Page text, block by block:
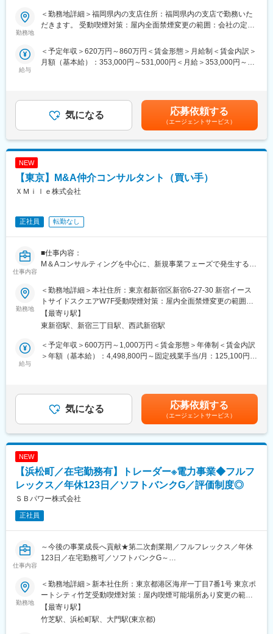
■仕事内容：
ワイエム証券の営業職として、個人および法人のお客さまに対し
益を最優先したポートフォリオ営業を実践していただきます。将
来的には課長や支店長へのステップアップも可能です。
をめざします。」というビジョンのもと、東海東京証券の証券業
務のノウハウと、山口銀行・もみじ銀行・北九州銀行の緻密で幅
広いネットワーク（北九州から広島県内まで）を融合し、地域に
なくてはならない証券会社を目指しています。
当社は山口・広島・北九州を中心に地域のお客様の課題解決のた
めに、金融の枠を超えて、コンサルティング、地方創生、人材な
ど業界問わず15社以上の子会社・関連会社を有し、グループ一体
育成のための投資額を2倍にし、社員1人ひとりの成長機会創出の
ための環境整備や社内変革などにも積極的に取り組みを進めてい
■特徴／強み：
プ内に15社以上の専門グループ会社があり、金融の枠を超え、多
岐に渡ります。グループ一体で地域、お客様の幅広いニーズにお
応えできる体制を整えております。
勤務地
＜勤務地詳細＞福岡県内の支店住所：福岡県内の支店で勤務いた
だきます。 受動喫煙対策：屋内全面禁煙変更の範囲：会社の定め
給与
＜予定年収＞620万円～860万円＜賃金形態＞月給制＜賃金内訳＞
月額（基本給）：353,000円～531,000円＜月給＞353,000円～
月給(月額)は固定手当を含めた表記です。
気になる 応募依頼する
（エージェントサービス）
NEW
【東京】M&A仲介コンサルタント（買い手）
ＸＭｉｌｅ株式会社
正社員 転勤なし
仕事内容
■仕事内容：
M＆Aコンサルティングを中心に、新規事業フェーズで発生する
■具体的な業務内容：
ノンデスク産業の事業承継・M＆Aにおける、一連のコンサルティ
ング業務を担っていただきます。
・M＆Aに関するご相談の受付、売却案件の発掘、簡易企業評価
・買収候補先の探索と提案、トップ面談等の調整
・各種業務（条件交渉、デューデリジェンス、契約書類の作成
■ポジションの魅力：
・M＆Aエバンジェリストとしてのキャリア
ご入社後、将来のキャリアパスについて上長と相談しながら、自
己実現も目指していける環境です。
勤務地
＜勤務地詳細＞本社住所：東京都新宿区新宿6-27-30 新宿イース
トサイドスクエアW7F受動喫煙対策：屋内全面禁煙変更の範囲：
会社の定める事業所
【最寄り駅】
東新宿駅、新宿三丁目駅、西武新宿駅
給与
＜予定年収＞600万円～1,000万円＜賃金形態＞年俸制＜賃金内訳
＞年額（基本給）：4,498,800円～固定残業手当/月：125,100円
より応相談となります。賃金はあくまでも目安の金額であり、選
考を通じて上下する可能性があります。月給(月額)は固定手当を含
めた表記です。
気になる 応募依頼する
（エージェントサービス）
NEW
【浜松町／在宅勤務有】トレーダー※電力事業◆フルフ
レックス／年休123日／ソフトバンクG／評価制度◎
ＳＢパワー株式会社
正社員
仕事内容
～今後の事業成長へ貢献★第二次創業期／フルフレックス／年休
123日／在宅勤務可／ソフトバンクG～
■業務内容
市場全体の調査、制度対応、全体の展望を見通し、事業へのフィ
ードバックを行い、電源調達/販売戦略を策定。それに基づき、実
際の電力トレーディング、リスク計量、デリバティブ・ヘッジ、
収益改善に関わるフロント業務を担います。
勤務地
＜勤務地詳細＞新本社住所：東京都港区海岸一丁目7番1号 東京ポ
ートシティ竹芝受動喫煙対策：屋内喫煙可能場所あり変更の範
囲：会社の定める事業所（リモートワーク含む）
【最寄り駅】
竹芝駅、浜松町駅、大門駅(東京都)